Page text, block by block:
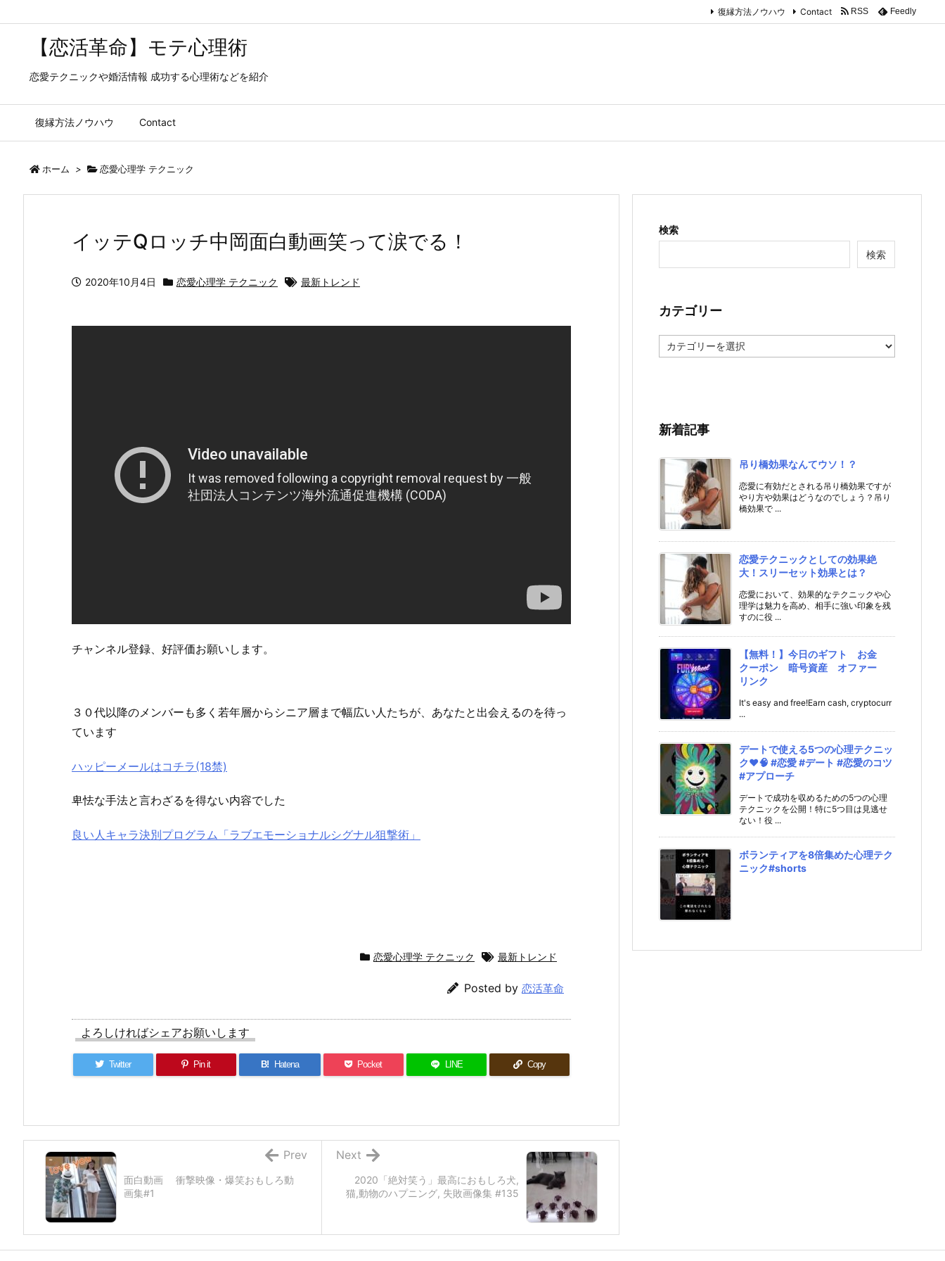
【恋活革命】モテ心理術
恋愛テクニックや婚活情報 成功する心理術などを紹介
復縁方法ノウハウ Contact
復縁方法ノウハウ Contact RSS Feedly
ホーム > 恋愛心理学 テクニック
イッテQロッチ中岡面白動画笑って涙でる！
2020年10月4日 恋愛心理学 テクニック 最新トレンド
チャンネル登録、好評価お願いします。
３０代以降のメンバーも多く若年層からシニア層まで幅広い人たちが、あなたと出会えるのを待っ
ています
ハッピーメールはコチラ(18禁)
卑怯な手法と言わざるを得ない内容でした
良い人キャラ決別プログラム「ラブエモーショナルシグナル狙撃術」
恋愛心理学 テクニック 最新トレンド
Posted by 恋活革命
よろしければシェアお願いします
Twitter Pin it B! Hatena Pocket LINE Copy
2020「絶対笑う」最高におもしろ犬,
猫,動物のハプニング, 失敗画像集 #135
Next
面白動画 衝撃映像・爆笑おもしろ動
画集#1
Prev
検索
検索
カテゴリー
テ
新着記事
吊り橋効果なんてウソ！？
恋愛に有効だとされる吊り橋効果ですが
やり方や効果はどうなのでしょう？吊り
橋効果で ...
恋愛テクニックとしての効果絶
大！スリーセット効果とは？
恋愛において、効果的なテクニックや心
理学は魅力を高め、相手に強い印象を残
すのに役 ...
【無料！】今日のギフト お金
クーポン 暗号資産 オファー
リンク
It's easy and free!Earn cash, cryptocurr
...
デートで使える5つの心理テクニッ
ク❤️🧠 #恋愛 #デート #恋愛のコツ
#アプローチ
デートで成功を収めるための5つの心理
テクニックを公開！特に5つ目は見逃せ
ない！役 ...
ボランティアを8倍集めた心理テク
ニック#shorts